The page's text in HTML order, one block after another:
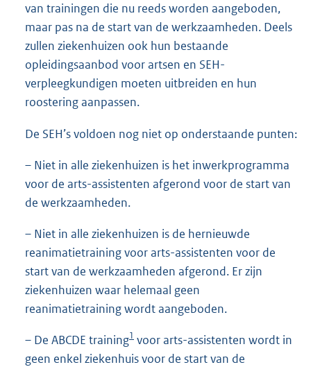
van trainingen die nu reeds worden aangeboden,
maar pas na de start van de werkzaamheden. Deels
zullen ziekenhuizen ook hun bestaande
opleidingsaanbod voor artsen en SEH-
verpleegkundigen moeten uitbreiden en hun
roostering aanpassen.
De SEH’s voldoen nog niet op onderstaande punten:
– Niet in alle ziekenhuizen is het inwerkprogramma
voor de arts-assistenten afgerond voor de start van
de werkzaamheden.
– Niet in alle ziekenhuizen is de hernieuwde
reanimatietraining voor arts-assistenten voor de
start van de werkzaamheden afgerond. Er zijn
ziekenhuizen waar helemaal geen
reanimatietraining wordt aangeboden.
– De ABCDE training1 voor arts-assistenten wordt in
geen enkel ziekenhuis voor de start van de